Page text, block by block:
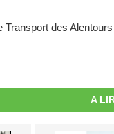
Transport des
A